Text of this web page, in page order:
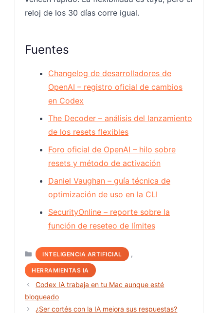
reloj de los 30 días corre igual.
Fuentes
Changelog de desarrolladores de
OpenAI – registro oficial de cambios
en Codex
The Decoder – análisis del lanzamiento
de los resets flexibles
Foro oficial de OpenAI – hilo sobre
resets y método de activación
Daniel Vaughan – guía técnica de
optimización de uso en la CLI
SecurityOnline – reporte sobre la
función de reseteo de límites
Categorías
INTELIGENCIA ARTIFICIAL ,
HERRAMIENTAS IA
Codex IA trabaja en tu Mac aunque esté
bloqueado
¿Ser cortés con la IA mejora sus respuestas?